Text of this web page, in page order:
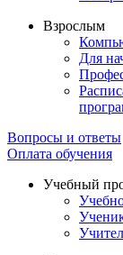
Взрослым
Для
Вопросы и ответы
Оплата обучения
Учебный